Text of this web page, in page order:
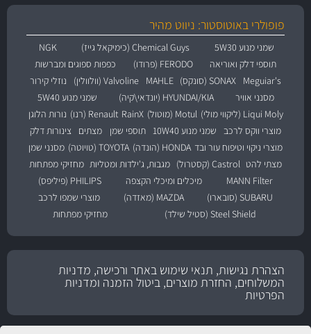
פופולרי באוטוסטור: ניווט מהיר
שמני מנוע 5W30 Chemical Guys (כימיקאל גייז)
NGK
תוספי דלק ואוריאה
FERODO (פרודו)
כפפות ספוגים ומברשות
Meguiar's
SONAX (סונקס) MAHLE Valvoline (וולוולין)
נוזלי קירור
מסנני אוויר
HYUNDAI/KIA (יונדאי\קיה)
שמני מנוע 5W40
Liqui Moly (ליקווי מולי)
Motul (מוטול) RainX Renault (רנו)
נורות הלוגן
מוצרי ווקס לרכב
שמני מנוע 10W40 תוספי שמן מצתים
צינורות דלק
מוצרי ניקוי וטיפוח עור ובד HONDA (הונדה) TOYOTA (טויוטה)
מסנני שמן
מצתי להט Castrol (קסטרול) מגבות, ג'ילדות ומטליות מחזיקי מפתחות
MANN Filter
מיכלים ומיכלי הקצפה
PHILIPS (פיליפס)
SUBARU (סובארו)
MAZDA (מאזדה)
מוצרי שמפו לרכב
Steel Shield (סטיל שילד)
מחזיקי מפתחות
הצהרת נגישות, תנאי שימוש באתר ורכישה, מדניות
המשלוחים, החזרת מוצרים, ביטול הזמנה ומדניות
הפרטיות